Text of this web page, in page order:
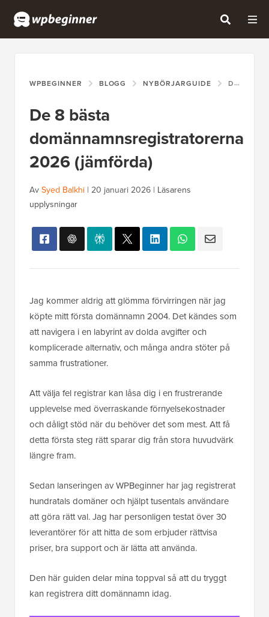
WPBEGINNER BLOGG NYBÖRJARGUIDE DE 8 BÄSTA DOMÄNNAMNSREGISTRATORERNA 2026 (JÄMFÖRDA)
De 8 bästa
domännamnsregistratorerna
2026 (jämförda)
AvSyed Balkhi | 20 januari 2026 | Läsarens
upplysningar
Jag kommer aldrig att glömma förvirringen när jag
köpte mitt första domännamn 2004. Det kändes som
att navigera i en labyrint av dolda avgifter och
komplicerade alternativ, och många andra stöter på
samma frustrationer.
Att välja fel registrar kan låsa dig i en frustrerande
upplevelse med överraskande förnyelsekostnader
och dåligt stöd när du behöver det som mest. Att få
detta första steg rätt sparar dig från stora huvudvärk
längre fram.
Sedan lanseringen av WPBeginner har jag registrerat
hundratals domäner och hjälpt tusentals användare
att göra rätt val. Jag har personligen testat över 30
leverantörer för att hitta de som erbjuder rättvisa
priser, bra support och är lätta att använda.
Den här guiden delar mina toppval så att du tryggt
kan registrera ditt domännamn idag.